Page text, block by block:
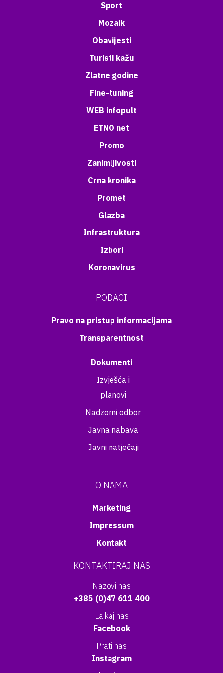
Sport
Mozaik
Obavijesti
Turisti kažu
Zlatne godine
Fine-tuning
WEB infopult
ETNO net
Promo
Zanimljivosti
Crna kronika
Promet
Glazba
Infrastruktura
Izbori
Koronavirus
PODACI
Pravo na pristup informacijama
Transparentnost
Dokumenti
Izvješća i
planovi
Nadzorni odbor
Javna nabava
Javni natječaji
O NAMA
Marketing
Impressum
Kontakt
KONTAKTIRAJ NAS
Nazovi nas
+385 (0)47 611 400
Lajkaj nas
Facebook
Prati nas
Instagram